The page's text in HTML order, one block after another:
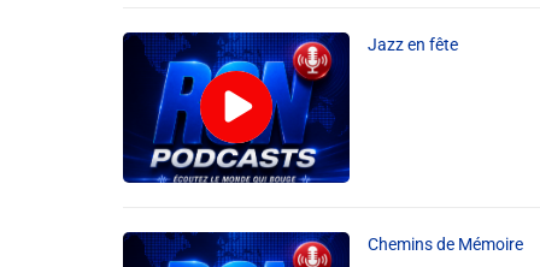
MEDIAS
Vidéos / Clips
Jazz en fête
Chemins de Mémoire